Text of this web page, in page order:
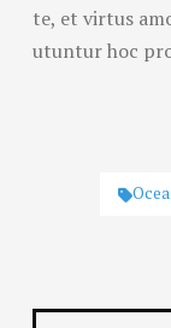
te, et virtus
utuntur hoc